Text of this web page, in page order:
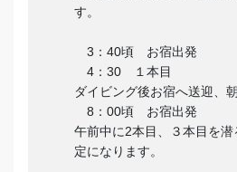
す。
3：40頃 お宿出発
4：30 １本目
ダイビング後お宿へ送迎、
8：00頃 お宿出発
午前中に2本目、３本目を潜
定になります。